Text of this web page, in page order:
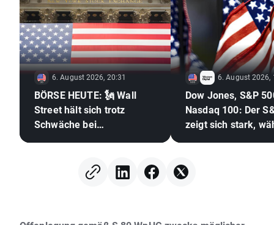
6. August 2026, 20:31
BÖRSE HEUTE: 🗽 Wall
Street hält sich trotz
Schwäche bei
6. August 2026,
Dow Jones, S&P
Nasdaq 100: Der
zeigt sich stark,
Digital verliert 12 %